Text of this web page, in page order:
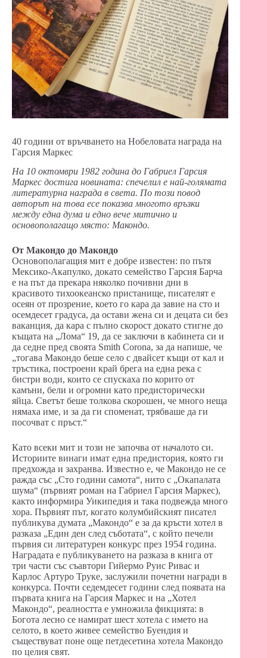
40 години от връчването на Нобеловата награда на
Гарсия Маркес
На 10 октомври 1982 година до Габриел Гарсия
Маркес достига новината: спечелил е най-голямата
литературна награда в света. По този повод
авторът на това есе показва многото връзки
между една дума и едно вече митично и
основополагащо място: Макондо.
От Макондо до Макондо
Основополагащия мит е добре известен: по пътя
Мексико-Акапулко, докато семейство Гарсия Барча
е на път да прекара няколко почивни дни в
красивото тихоокеанско пристанище, писателят е
осеян от прозрение, което го кара да завие на сто и
осемдесет градуса, да остави жена си и децата си без
ваканция, да кара с пълно скорост докато стигне до
къщата на „Лома“ 19, да се заключи в кабинета си и
да седне пред своята Smith Corona, за да напише, че
„тогава Макондо беше село с двайсет къщи от кал и
тръстика, построени край брега на една река с
бистри води, които се спускаха по корито от
камъни, бели и огромни като предисторически
яйца. Светът беше толкова скорошен, че много неща
нямаха име, и за да ги споменат, трябваше да ги
посочват с пръст.“
Като всеки мит и този не започва от началото си.
Историите винаги имат една предистория, която ги
предхожда и захранва. Известно е, че Макондо не се
ражда със „Сто години самота“, нито с „Окапалата
шума“ (първият роман на Габриел Гарсия Маркес),
както информира Уикипедия и така подвежда много
хора. Първият път, когато колумбийският писател
публикува думата „Макондо“ е за да кръсти хотел в
разказа „Един ден след съботата“, с който печели
първия си литературен конкурс през 1954 година.
Наградата е публикуването на разказа в книга от
три части със съавтори Гийермо Руис Ривас и
Карлос Артуро Труке, заслужили почетни награди в
конкурса. Почти седемдесет години след появата на
първата книга на Гарсия Маркес и на „Хотел
Макондо“, реалността е умножила фикцията: в
Богота лесно се намират шест хотела с името на
селото, в което живее семейство Буендия и
съществуват поне още петдесетина хотела Макондо
по целия свят.